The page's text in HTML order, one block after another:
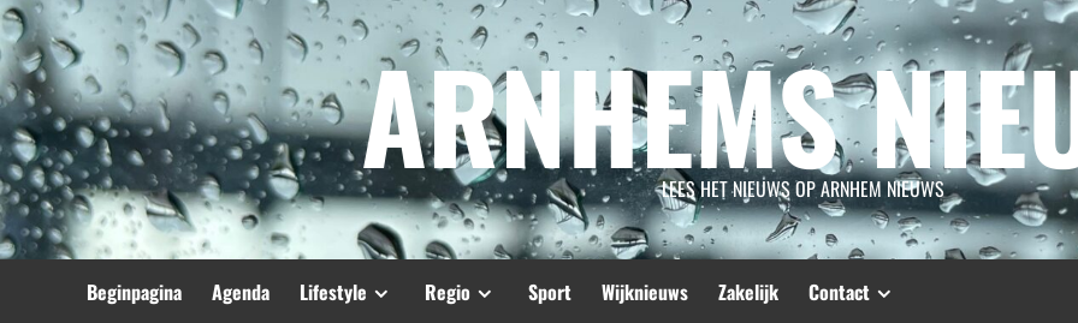
Spring
naar
inhoud
ARNHEMS
LEES HET NIEUWS OP ARNHEM NIEUWS
Beginpagina Agenda Lifestyle Regio Sport Wijknieuws Zakelijk Contact